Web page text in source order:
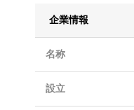
企業情報
名称
設立